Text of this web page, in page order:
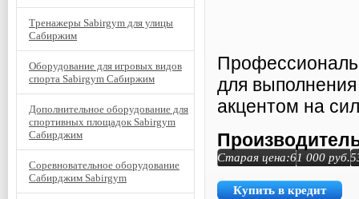
для
акцентом на
Старая цена:61 000 руб.
Купить в кредит
Тренажеры Sabirgym для улицы
Сабиржим
Оборудование для игровых видов
спорта Sabirgym Сабиржим
Дополнительное оборудование для
спортивных площадок Sabirgym
Сабирджим
Соревновательное оборудование
Сабирджим Sabirgym